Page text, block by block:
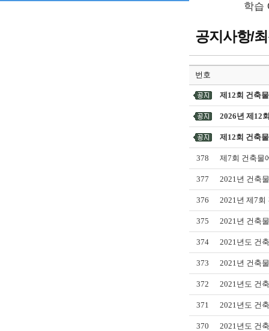
학습
공지사항/
번호
제12회 건축
2026년 제12
제12회 건축
378 제7회 건축물
377 2021년 건축
376 2021년 제7회
375 2021년 건축
374 2021년도 건
373 2021년 건축
372 2021년도 건
371 2021년도 건
370 2021년도 건